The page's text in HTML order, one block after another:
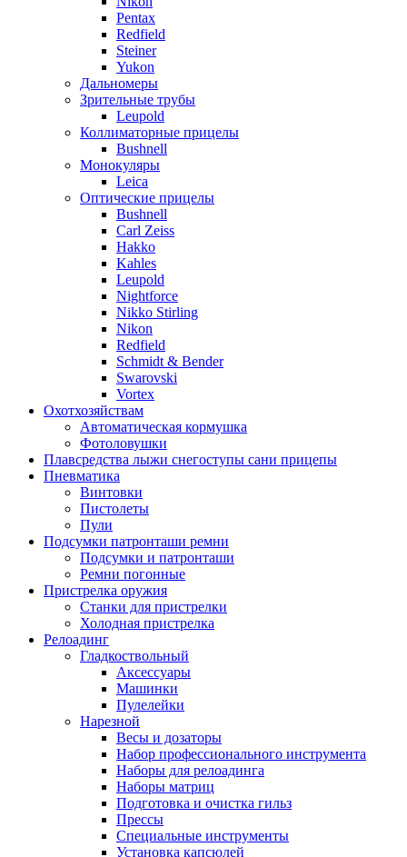
Pentax
Redfield
Steiner
Yukon
Дальномеры
Зрительные трубы
Leupold
Коллиматорные прицелы
Bushnell
Монокуляры
Leica
Оптические прицелы
Bushnell
Carl Zeiss
Hakko
Kahles
Leupold
Nightforce
Nikko Stirling
Nikon
Redfield
Schmidt & Bender
Swarovski
Vortex
Охотхозяйствам
Автоматическая кормушка
Фотоловушки
Плавсредства лыжи снегоступы сани прицепы
Пневматика
Винтовки
Пистолеты
Пули
Подсумки патронташи ремни
Подсумки и патронташи
Ремни погонные
Пристрелка оружия
Станки для пристрелки
Холодная пристрелка
Релоадинг
Гладкоствольный
Аксессуары
Машинки
Пулелейки
Нарезной
Весы и дозаторы
Набор профессионального инструмента
Наборы для релоадинга
Наборы матриц
Подготовка и очистка гильз
Прессы
Специальные инструменты
Установка капсюлей